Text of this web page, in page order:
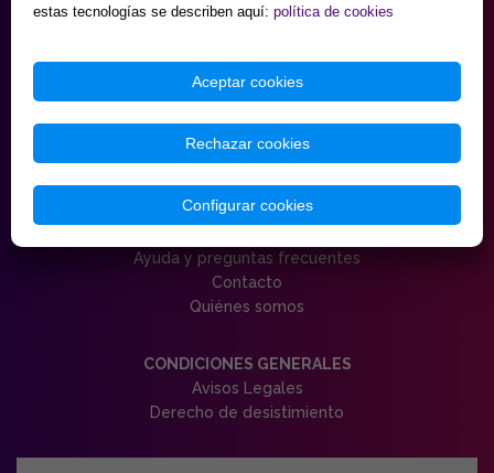
de Lunes a Viernes
9:30 - 18:00
Ayuda y preguntas frecuentes
Contacto
Quiénes somos
CONDICIONES GENERALES
Avisos Legales
Derecho de desistimiento
estas tecnologías se describen aquí: política de cookies
Aceptar cookies
Rechazar cookies
Configurar cookies